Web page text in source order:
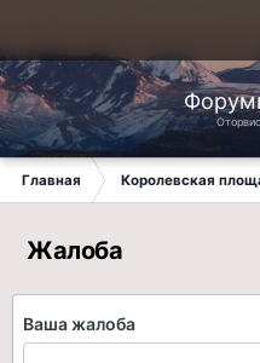
Главная Королевская
Жалоба
Ваша жалоба